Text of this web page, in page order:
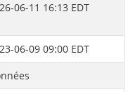
06-11 16:13 EDT
06-09 09:00 EDT